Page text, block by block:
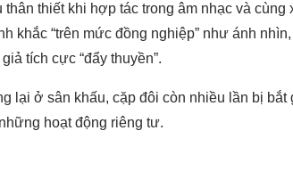
thân thiết khi hợp tác trong âm nhạc và
khắc “trên mức đồng nghiệp” như ánh
tích cực “đẩy thuyền”.
lại ở sân khấu, cặp đôi còn nhiều lần bị
hoạt động riêng tư.